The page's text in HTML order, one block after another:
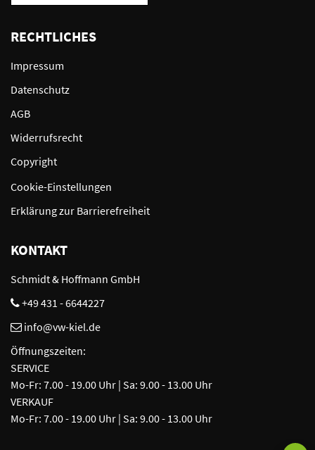
RECHTLICHES
Impressum
Datenschutz
AGB
Widerrufsrecht
Copyright
Cookie-Einstellungen
Erklärung zur Barrierefreiheit
KONTAKT
Schmidt & Hoffmann GmbH
+49 431 - 6644227
info@vw-kiel.de
Öffnungszeiten:
SERVICE
Mo-Fr: 7.00 - 19.00 Uhr | Sa: 9.00 - 13.00 Uhr
VERKAUF
Mo-Fr: 7.00 - 19.00 Uhr | Sa: 9.00 - 13.00 Uhr